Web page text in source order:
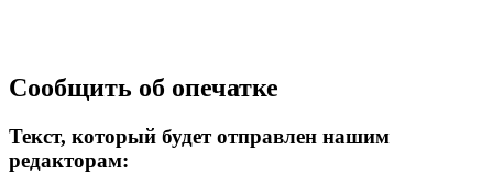
Сообщить об опечатке
Текст, который будет отправлен нашим
редакторам: